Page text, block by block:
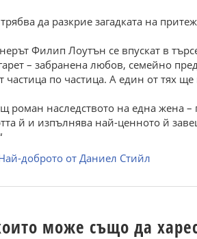
да разкрие загадката на
Филип Лоутън се впускат в
– забранена любов, семейно
частица по частица. А един от тях
роман наследството на една жена –
й и изпълнява най-ценното й
доброто от Даниел Стийл
може също да